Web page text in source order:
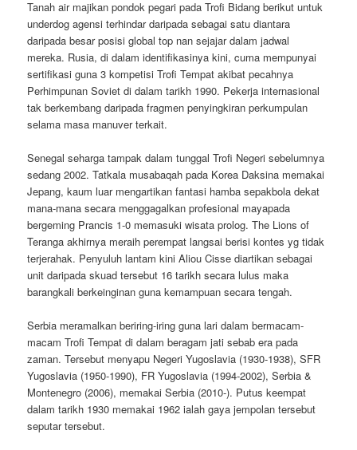
Tanah air majikan pondok pegari pada Trofi Bidang berikut untuk
underdog agensi terhindar daripada sebagai satu diantara
daripada besar posisi global top nan sejajar dalam jadwal
mereka. Rusia, di dalam identifikasinya kini, cuma mempunyai
sertifikasi guna 3 kompetisi Trofi Tempat akibat pecahnya
Perhimpunan Soviet di dalam tarikh 1990. Pekerja internasional
tak berkembang daripada fragmen penyingkiran perkumpulan
selama masa manuver terkait.
Senegal seharga tampak dalam tunggal Trofi Negeri sebelumnya
sedang 2002. Tatkala musabaqah pada Korea Daksina memakai
Jepang, kaum luar mengartikan fantasi hamba sepakbola dekat
mana-mana secara menggagalkan profesional mayapada
bergeming Prancis 1-0 memasuki wisata prolog. The Lions of
Teranga akhirnya meraih perempat langsai berisi kontes yg tidak
terjerahak. Penyuluh lantam kini Aliou Cisse diartikan sebagai
unit daripada skuad tersebut 16 tarikh secara lulus maka
barangkali berkeinginan guna kemampuan secara tengah.
Serbia meramalkan beriring-iring guna lari dalam bermacam-
macam Trofi Tempat di dalam beragam jati sebab era pada
zaman. Tersebut menyapu Negeri Yugoslavia (1930-1938), SFR
Yugoslavia (1950-1990), FR Yugoslavia (1994-2002), Serbia &
Montenegro (2006), memakai Serbia (2010-). Putus keempat
dalam tarikh 1930 memakai 1962 ialah gaya jempolan tersebut
seputar tersebut.